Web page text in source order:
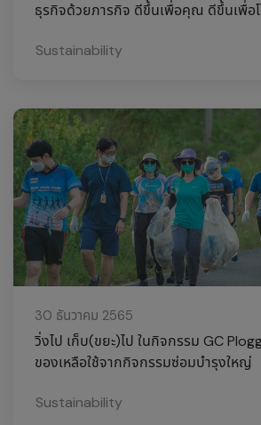
ธุรกิจด้วยภารกิจ ดีขึ้นเพื่อคุณ ดีขึ้นเพื่อ
Sustainability
30 ธันวาคม 2565
วิ่งไป เก็บ(ขยะ)ไป ในกิจกรรม GC
ของเหลือใช้จากกิจกรรมซ่อมบำรุงใหญ่
Sustainability